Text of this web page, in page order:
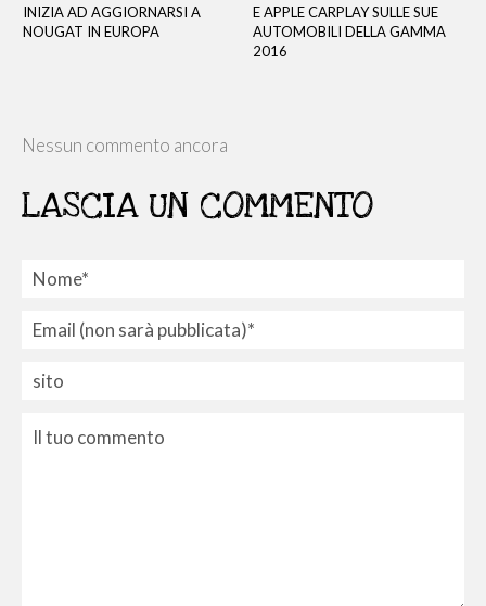
INIZIA AD AGGIORNARSI A
NOUGAT IN EUROPA
E APPLE CARPLAY SULLE SUE
AUTOMOBILI DELLA GAMMA
2016
Nessun commento ancora
LASCIA UN COMMENTO